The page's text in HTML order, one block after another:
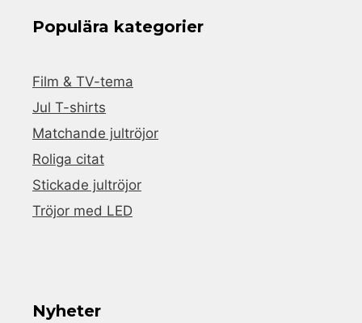
Populära kategorier
Film & TV-tema
Jul T-shirts
Matchande jultröjor
Roliga citat
Stickade jultröjor
Tröjor med LED
Nyheter